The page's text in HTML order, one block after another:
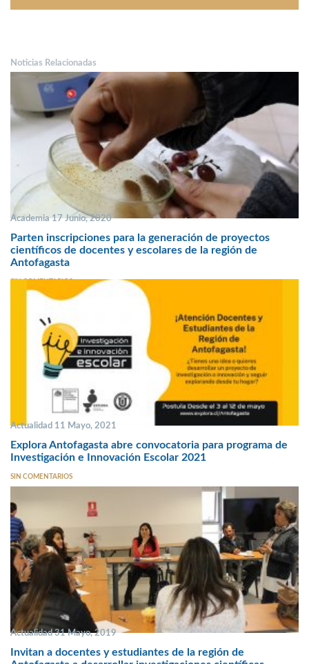
Noticias Relacionadas
Academia 17 Junio, 2020
Parten inscripciones para la generación de proyectos
científicos de docentes y escolares de la región de
Antofagasta
Actualidad 11 Mayo, 2021
Explora Antofagasta abre convocatoria para programa de
Investigación e Innovación Escolar 2021
SIN COMENTARIOS
Actualidad 31 Mayo, 2019
Invitan a docentes y estudiantes de la región de